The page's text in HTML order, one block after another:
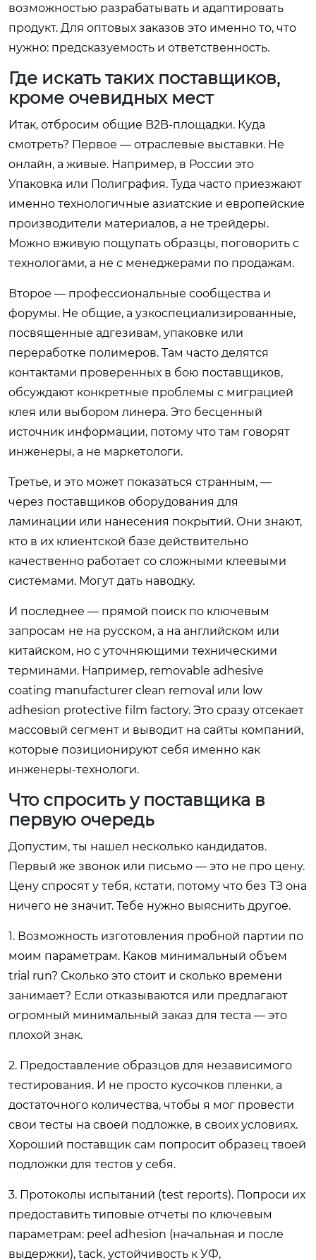
возможностью разрабатывать и адаптировать
продукт. Для оптовых заказов это именно то, что
нужно: предсказуемость и ответственность.
Где искать таких поставщиков,
кроме очевидных мест
Итак, отбросим общие B2B-площадки. Куда
смотреть? Первое — отраслевые выставки. Не
онлайн, а живые. Например, в России это
Упаковка или Полиграфия. Туда часто приезжают
именно технологичные азиатские и европейские
производители материалов, а не трейдеры.
Можно вживую пощупать образцы, поговорить с
технологами, а не с менеджерами по продажам.
Второе — профессиональные сообщества и
форумы. Не общие, а узкоспециализированные,
посвященные адгезивам, упаковке или
переработке полимеров. Там часто делятся
контактами проверенных в бою поставщиков,
обсуждают конкретные проблемы с миграцией
клея или выбором линера. Это бесценный
источник информации, потому что там говорят
инженеры, а не маркетологи.
Третье, и это может показаться странным, —
через поставщиков оборудования для
ламинации или нанесения покрытий. Они знают,
кто в их клиентской базе действительно
качественно работает со сложными клеевыми
системами. Могут дать наводку.
И последнее — прямой поиск по ключевым
запросам не на русском, а на английском или
китайском, но с уточняющими техническими
терминами. Например, removable adhesive
coating manufacturer clean removal или low
adhesion protective film factory. Это сразу отсекает
массовый сегмент и выводит на сайты компаний,
которые позиционируют себя именно как
инженеры-технологи.
Что спросить у поставщика в
первую очередь
Допустим, ты нашел несколько кандидатов.
Первый же звонок или письмо — это не про цену.
Цену спросят у тебя, кстати, потому что без ТЗ она
ничего не значит. Тебе нужно выяснить другое.
1. Возможность изготовления пробной партии по
моим параметрам. Каков минимальный объем
trial run? Сколько это стоит и сколько времени
занимает? Если отказываются или предлагают
огромный минимальный заказ для теста — это
плохой знак.
2. Предоставление образцов для независимого
тестирования. И не просто кусочков пленки, а
достаточного количества, чтобы я мог провести
свои тесты на своей подложке, в своих условиях.
Хороший поставщик сам попросит образец твоей
подложки для тестов у себя.
3. Протоколы испытаний (test reports). Попроси их
предоставить типовые отчеты по ключевым
параметрам: peel adhesion (начальная и после
выдержки), tack, устойчивость к УФ,